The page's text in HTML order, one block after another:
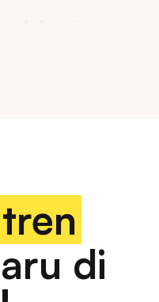
dengan berbagai
papan reklame
tren
di